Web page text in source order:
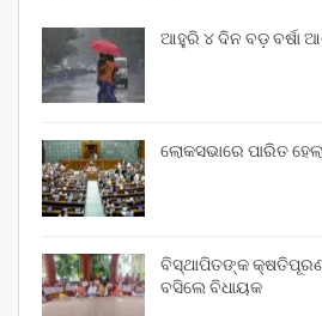
ଆହୁରି ୪ ଦିନ ବଡ଼ ବର୍ଷା
ଲୋକସଭାରେ ପାରିତ
ବିସ୍ଥାପିତଙ୍କ
ବସିଲେ ବିଧାୟକ